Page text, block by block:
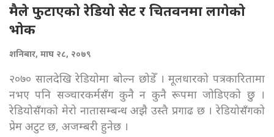
मैले फुटाएको रेडियो सेट र चितवनमा लागेको
भोक
शनिबार, माघ २८, २०७९
२०७० सालदेखि रेडियोमा बोल्न छोडेँ । मूलधारको पत्रकारितामा
नभए पनि सञ्चारकर्मसँग कुनै न कुनै रूपमा जोडिएको छु ।
रेडियोसँगको मेरो नातासम्बन्ध अझै उस्तै प्रगाढ छ । रेडियोसँगको
प्रेम अटुट छ, अजम्बरी हुनेछ ।